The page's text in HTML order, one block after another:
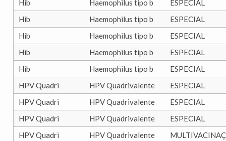
Hib
Haemophilus tipo b
ESPECIAL
Hib
Haemophilus tipo b
ESPECIAL
Hib
Haemophilus tipo b
ESPECIAL
Hib
Haemophilus tipo b
ESPECIAL
Hib
Haemophilus tipo b
ESPECIAL
HPV Quadri
HPV Quadrivalente
ESPECIAL
HPV Quadri
HPV Quadrivalente
ESPECIAL
HPV Quadri
HPV Quadrivalente
ESPECIAL
HPV Quadri
HPV Quadrivalente